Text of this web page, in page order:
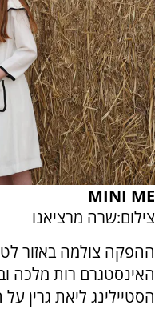
MINI ME
צילום:שרה מרציאנו
ההפקה צולמה באזור
האינסטגרם רות מלכה
הסטיילינג ליאת גרין